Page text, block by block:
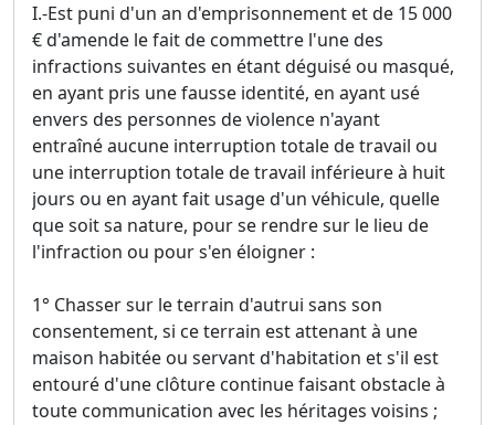
I.-Est puni d'un an d'emprisonnement et de 15 000
€ d'amende le fait de commettre l'une des
infractions suivantes en étant déguisé ou masqué,
en ayant pris une fausse identité, en ayant usé
envers des personnes de violence n'ayant
entraîné aucune interruption totale de travail ou
une interruption totale de travail inférieure à huit
jours ou en ayant fait usage d'un véhicule, quelle
que soit sa nature, pour se rendre sur le lieu de
l'infraction ou pour s'en éloigner :
1° Chasser sur le terrain d'autrui sans son
consentement, si ce terrain est attenant à une
maison habitée ou servant d'habitation et s'il est
entouré d'une clôture continue faisant obstacle à
toute communication avec les héritages voisins ;